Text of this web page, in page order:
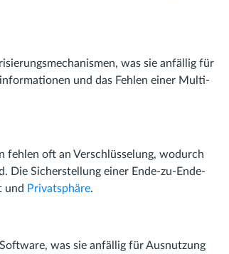
was sie anfällig für
und das Fehlen einer Multi-
fehlen oft an Verschlüsselung, wodurch
Die Sicherstellung einer Ende-zu-Ende-
und Privatsphäre.
was sie anfällig für Ausnutzung